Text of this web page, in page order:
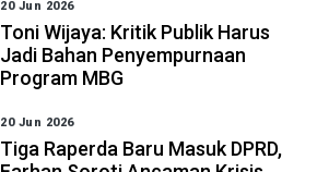
20 Jun 2026
Toni Wijaya: Kritik Publik Harus
Jadi Bahan Penyempurnaan
Program MBG
20 Jun 2026
Tiga Raperda Baru Masuk DPRD,